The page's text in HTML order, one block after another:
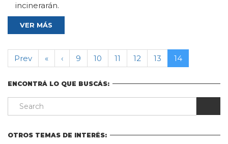
incinerarán.
VER MÁS
Prev « ‹ 9 10 11 12 13 14
ENCONTRÁ LO QUE BUSCÁS:
OTROS TEMAS DE INTERÉS: